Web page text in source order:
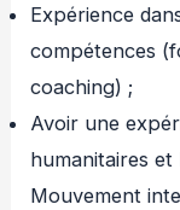
Expérience
compétences
coaching) ;
Avoir une
humanitaires
Mouvement